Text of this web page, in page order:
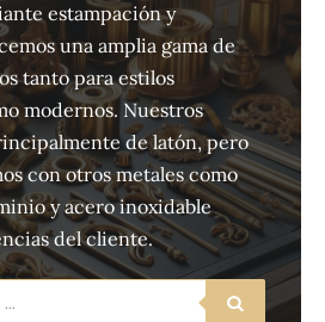
estampación y
una amplia gama de
tanto para estilos
modernos. Nuestros
de latón, pero
con otros metales como
y acero inoxidable
del cliente.